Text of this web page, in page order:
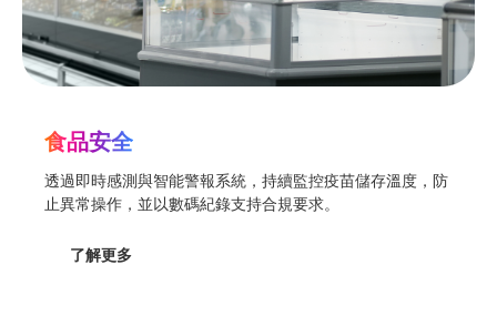
食品安全
透過即時感測與智能警報系統，持續監控疫苗儲存溫度，防
止異常操作，並以數碼紀錄支持合規要求。
了解更多